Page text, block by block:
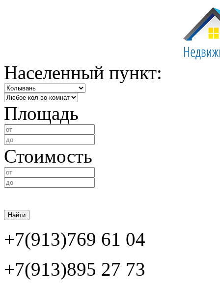
Населенный пункт:
Площадь
Стоимость
Найти
+7(913)769 61 04
+7(913)895 27 73